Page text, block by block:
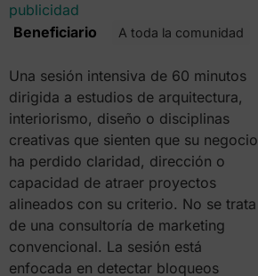
publicidad
Beneficiario
A toda la comunidad
Una sesión intensiva de 60 minutos
dirigida a estudios de arquitectura,
interiorismo, diseño o disciplinas
creativas que sienten que su negocio
ha perdido claridad, dirección o
capacidad de atraer proyectos
alineados con su criterio. No se trata
de una consultoría de marketing
convencional. La sesión está
enfocada en detectar bloqueos